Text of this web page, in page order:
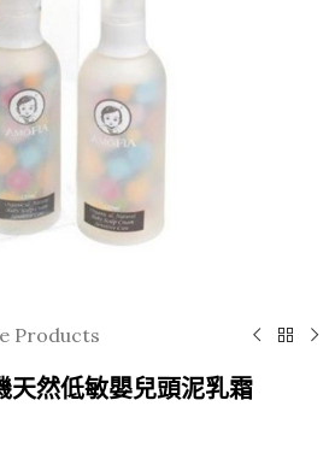
Products
然低敏嬰兒頭泥乳霜